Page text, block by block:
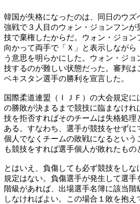
韓国が失格になったのは、同日のウズ
強戦で３人目のウォン・ジョンフンが
技で棄権したからだ。ウォン・ジョン
向かって両手で「Ｘ」と表示しながら
う意思を明らかにした。ウォン・ジョ
技するのが難しい状態だった。審判は
ベキスタン選手の勝利を宣言した。
国際柔道連盟（ＩＪＦ）の大会規定
の勝敗が決まるまで競技に臨まなけれ
技を拒否すればそのチームは失格処理
ある。すなわち、選手が競技をせずに
個人でなくチームの敗戦になるという
も競技をすれば選手個人が敗れたもの
とはいえ、負傷しても必ず競技をしな
規定はない。負傷選手が発生して選手
階級があれば、出場選手名簿に該当
しなければよい。この場合１敗を抱え